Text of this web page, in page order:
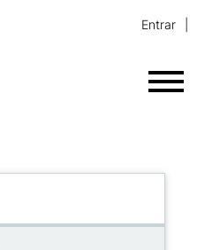
Entrar